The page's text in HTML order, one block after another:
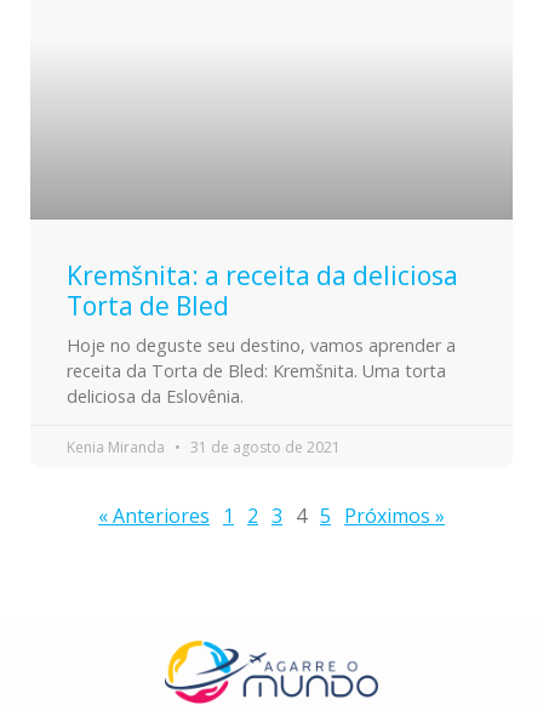
Kremšnita: a receita da deliciosa
Torta de Bled
Hoje no deguste seu destino, vamos aprender a
receita da Torta de Bled: Kremšnita. Uma torta
deliciosa da Eslovênia.
Kenia Miranda 31 de agosto de 2021
« Anteriores 1 2 3 4 5 Próximos »